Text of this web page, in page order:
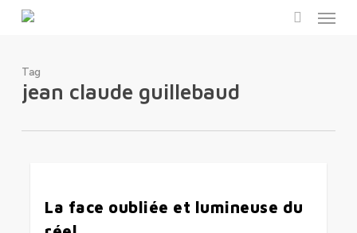
Menu
Tag
jean claude guillebaud
La face oubliée et lumineuse du